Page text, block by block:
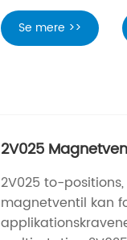
Se mere >>
2V025
2V025 to-
magnetventil kan